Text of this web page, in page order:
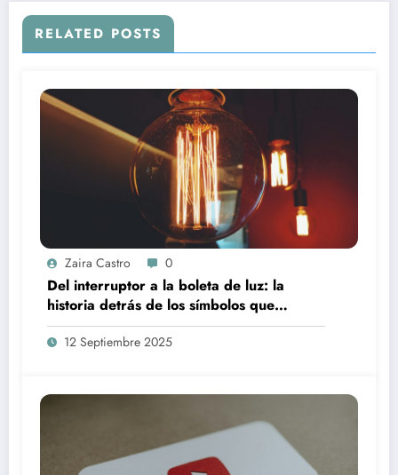
RELATED POSTS
Zaira Castro 0
Del interruptor a la boleta de luz: la
historia detrás de los símbolos que
usamos todos los días y por qué la
electricidad cuesta cada vez más
12 Septiembre 2025